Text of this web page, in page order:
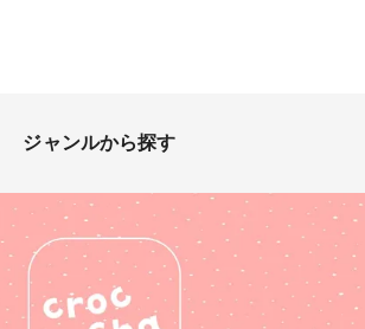
ジャンルから探す